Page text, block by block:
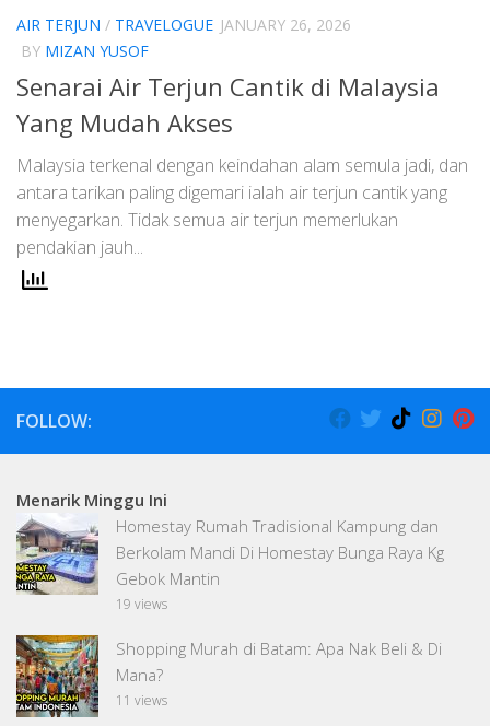
AIR TERJUN / TRAVELOGUE JANUARY 26, 2026
BY MIZAN YUSOF
Senarai Air Terjun Cantik di Malaysia
Yang Mudah Akses
Malaysia terkenal dengan keindahan alam semula jadi, dan
antara tarikan paling digemari ialah air terjun cantik yang
menyegarkan. Tidak semua air terjun memerlukan
pendakian jauh...
FOLLOW:
Menarik Minggu Ini
Homestay Rumah Tradisional Kampung dan
Berkolam Mandi Di Homestay Bunga Raya Kg
Gebok Mantin
19 views
Shopping Murah di Batam: Apa Nak Beli & Di
Mana?
11 views